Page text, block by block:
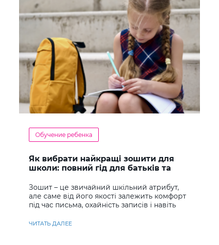
Обучение ребенка
Як вибрати найкращі зошити для
школи: повний гід для батьків та
Зошит – це звичайний шкільний атрибут,
але саме від його якості залежить комфорт
під час письма, охайність записів і навіть
ЧИТАТЬ ДАЛЕЕ